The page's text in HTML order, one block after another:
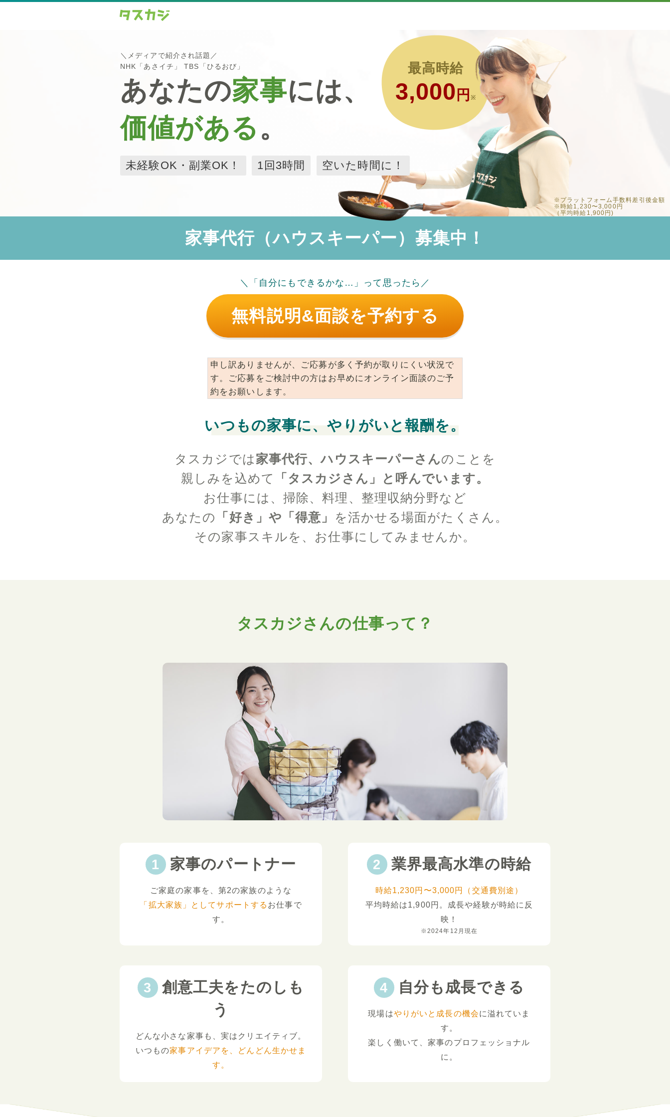
最高時給
3,000 円※
＼メディアで紹介され話題／
NHK「あさイチ」 TBS「ひるおび」
あなたの家事には、
価値がある 。
未経験OK・副業OK！ 1回3時間 空いた時間に！
※プラットフォーム手数料差引後金額
※時給1,230〜3,000円
（平均時給1,900円)
家事代行（ハウスキーパー）募集中！
＼「自分にもできるかな…」って思ったら／
無料説明&面談を予約する
申し訳ありませんが、ご応募が多く予約が取りにくい状況で
す。ご応募をご検討中の方はお早めにオンライン面談のご予
約をお願いします。
いつもの家事に、やりがいと報酬を。
タスカジでは家事代行、ハウスキーパーさんのことを
親しみを込めて
「タスカジさん」と呼んでいます。
お仕事には、掃除、料理、整理収納分野など
あなたの
「好き」や「得意」
を活かせる場面がたくさん。
その家事スキルを、お仕事にしてみませんか。
タスカジさんの仕事って？
家事のパートナー
ご家庭の家事を、第2の家族のような
「拡大家族」としてサポートする お仕事で
す。
業界最高水準の時給
時給1,230円〜3,000円（交通費別途）
平均時給は1,900円。
成長や経験が時給に反
映！
※2024年12月現在
創意工夫をたのしも
う
どんな小さな家事も、実はクリエイティブ。
いつもの家事アイデアを、どんどん生かせま
す。
自分も成長できる
現場はやりがいと成長の機会に溢れていま
す。
楽しく働いて、家事のプロフェッショナル
に。